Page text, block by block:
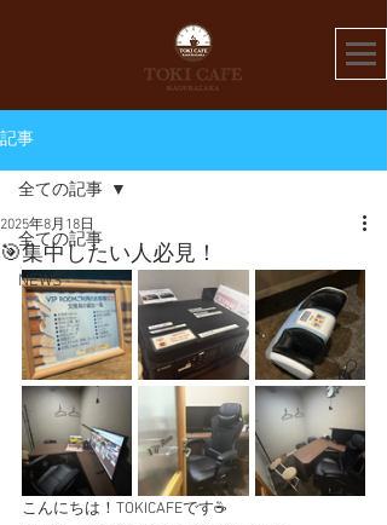
記事
全ての記事
NEWS
全ての記事
🎯集中したい人必見！
2025年8月18日
こんにちは！TOKICAFEです☕️